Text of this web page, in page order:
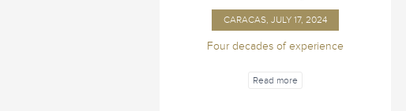
CARACAS, JULY 17, 2024
Four decades of experience
Read more